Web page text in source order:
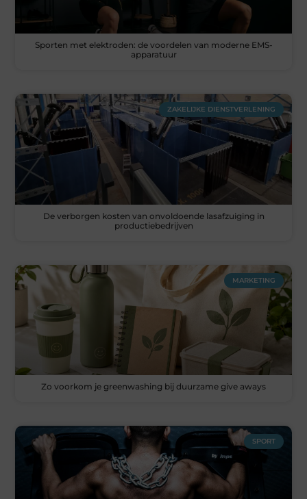
Sporten met elektroden: de voordelen van moderne EMS-
apparatuur
ZAKELIJKE DIENSTVERLENING
De verborgen kosten van onvoldoende lasafzuiging in
productiebedrijven
MARKETING
Zo voorkom je greenwashing bij duurzame give aways
SPORT